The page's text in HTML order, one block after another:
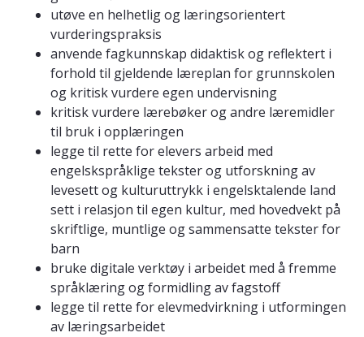
utøve en helhetlig og læringsorientert
vurderingspraksis
anvende fagkunnskap didaktisk og reflektert i
forhold til gjeldende læreplan for grunnskolen
og kritisk vurdere egen undervisning
kritisk vurdere lærebøker og andre læremidler
til bruk i opplæringen
legge til rette for elevers arbeid med
engelskspråklige tekster og utforskning av
levesett og kulturuttrykk i engelsktalende land
sett i relasjon til egen kultur, med hovedvekt på
skriftlige, muntlige og sammensatte tekster for
barn
bruke digitale verktøy i arbeidet med å fremme
språklæring og formidling av fagstoff
legge til rette for elevmedvirkning i utformingen
av læringsarbeidet